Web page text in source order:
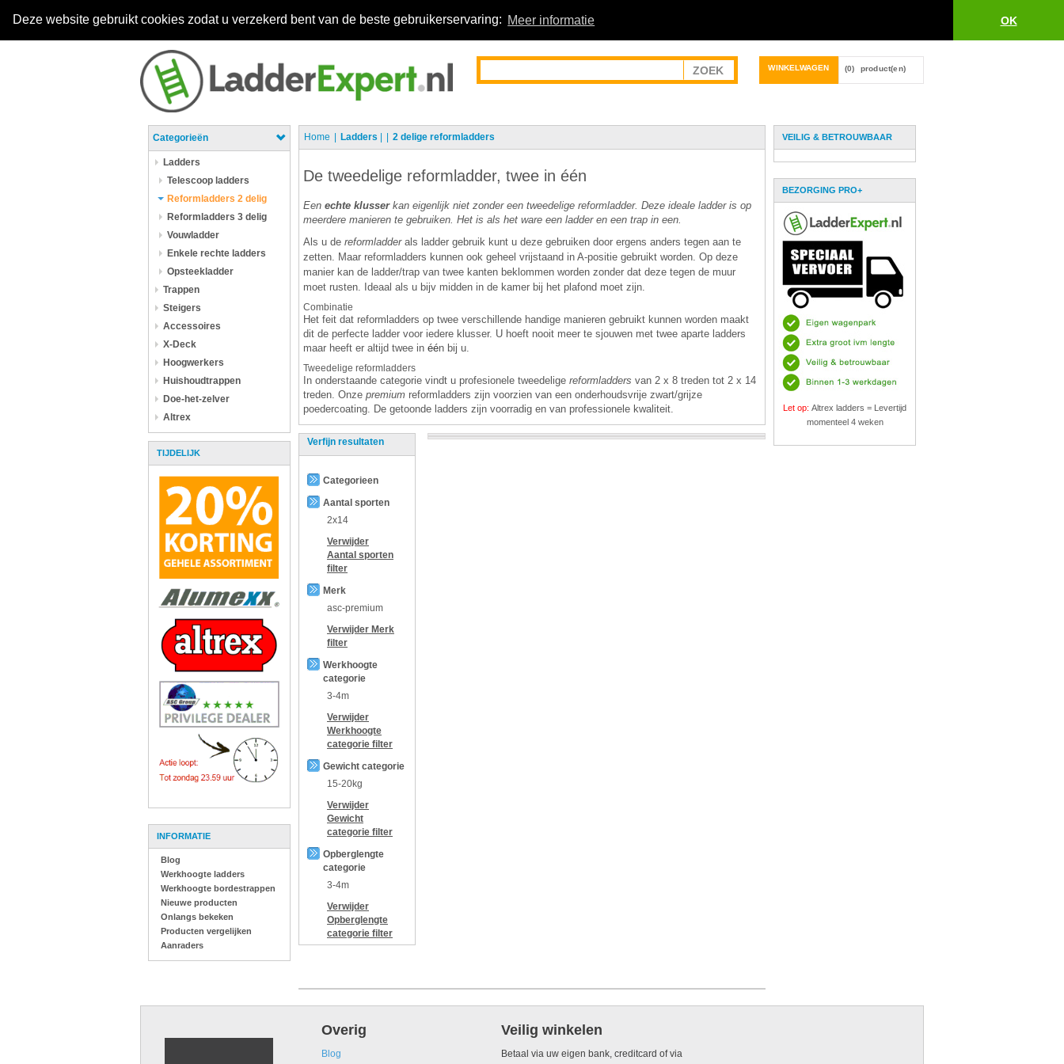
Deze website gebruikt cookies zodat u verzekerd bent van de beste gebruikerservaring: Meer informatie OK
WINKELWAGEN (0) product(en)
Categorieën
Ladders
Telescoop ladders
Reformladders 2 delig
Reformladders 3 delig
Vouwladder
Enkele rechte ladders
Opsteekladder
Trappen
Steigers
Accessoires
X-Deck
Hoogwerkers
Huishoudtrappen
Doe-het-zelver
Altrex
TIJDELIJK
INFORMATIE
Blog
Werkhoogte ladders
Werkhoogte bordestrappen
Nieuwe producten
Onlangs bekeken
Producten vergelijken
Aanraders
Home Ladders 2 delige reformladders
De tweedelige reformladder, twee in één
Een echte klusserkan eigenlijk niet zonder een tweedelige reformladder. Deze ideale ladder is op
meerdere manieren te gebruiken. Het is als het ware een ladder en een trap in een.
Als u de reformladder als ladder gebruik kunt u deze gebruiken door ergens anders tegen aan te
zetten. Maar reformladders kunnen ook geheel vrijstaand in A-positie gebruikt worden. Op deze
manier kan de ladder/trap van twee kanten beklommen worden zonder dat deze tegen de muur
moet rusten. Ideaal als u bijv midden in de kamer bij het plafond moet zijn.
Combinatie
Het feit dat reformladders op twee verschillende handige manieren gebruikt kunnen worden maakt
dit de perfecte ladder voor iedere klusser. U hoeft nooit meer te sjouwen met twee aparte ladders
maar heeft er altijd twee in één bij u.
Tweedelige reformladders
In onderstaande categorie vindt u profesionele tweedelige reformladders van 2 x 8 treden tot 2 x 14
treden. Onze premium reformladders zijn voorzien van een onderhoudsvrije zwart/grijze
poedercoating. De getoonde ladders zijn voorradig en van professionele kwaliteit.
Verfijn resultaten
Categorieen
Aantal sporten
2x14
Verwijder
Aantal sporten
filter
Merk
asc-premium
Verwijder Merk
filter
Werkhoogte
categorie
3-4m
Verwijder
Werkhoogte
categorie filter
Gewicht categorie
15-20kg
Verwijder
Gewicht
categorie filter
Opberglengte
categorie
3-4m
Verwijder
Opberglengte
categorie filter
VEILIG & BETROUWBAAR
BEZORGING PRO+
Let op: Altrex ladders = Levertijd
momenteel 4 weken
Overig
Blog
Veilig winkelen
Betaal via uw eigen bank, creditcard of via